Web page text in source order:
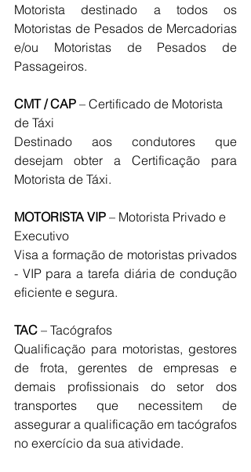
Motorista destinado a todos os
Motoristas de Pesados de Mercadorias
e/ou Motoristas de Pesados de
Passageiros.
CMT / CAP – Certificado de Motorista
de Táxi
Destinado aos condutores que
desejam obter a Certificação para
Motorista de Táxi.
MOTORISTA VIP – Motorista Privado e
Executivo
Visa a formação de motoristas privados
- VIP para a tarefa diária de condução
eficiente e segura.
TAC – Tacógrafos
Qualificação para motoristas, gestores
de frota, gerentes de empresas e
demais profissionais do setor dos
transportes que necessitem de
assegurar a qualificação em tacógrafos
no exercício da sua atividade.